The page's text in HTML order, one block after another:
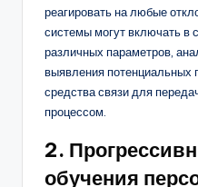
реагировать на любые
системы могут включать в
различных параметров,
выявления потенциальных
средства связи для
процессом.
2.
обучения